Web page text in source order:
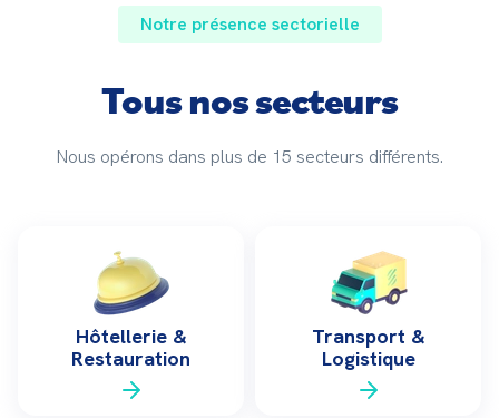
Notre présence sectorielle
Tous nos secteurs
Nous opérons dans plus de 15 secteurs différents.
Hôtellerie &
Restauration
Transport &
Logistique